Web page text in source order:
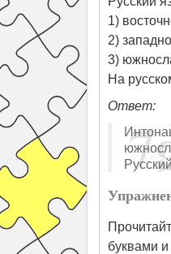
1)
2)
3)
На
Ответ:
буквами